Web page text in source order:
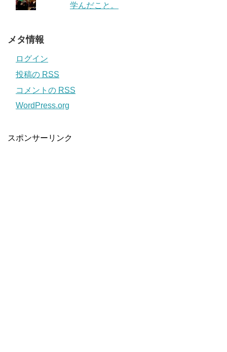
学んだこと。
メタ情報
ログイン
投稿の RSS
コメントの RSS
WordPress.org
スポンサーリンク